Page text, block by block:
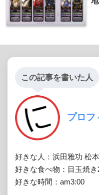
この記事を書いた人
プロフ
好きな人：浜田雅功 松
好きな食べ物：目玉焼き
好きな時間：am3:00